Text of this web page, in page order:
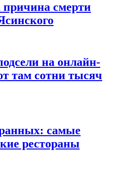
причина смерти
на онлайн-
там сотни тысяч
самые
рестораны